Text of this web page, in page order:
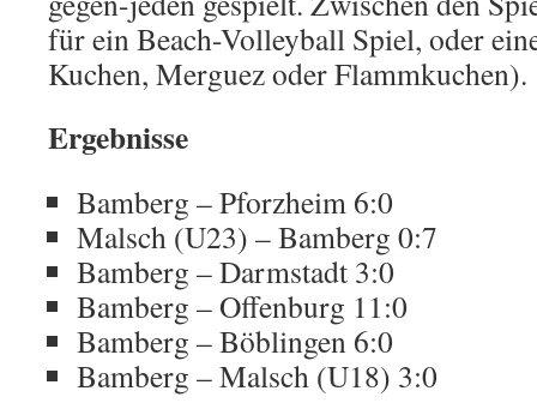
für ein Beach-Volleyball Spiel, oder
Kuchen, Merguez oder Flammkuchen).
Ergebnisse
Bamberg – Pforzheim 6:0
Malsch (U23) – Bamberg 0:7
Bamberg – Darmstadt 3:0
Bamberg – Offenburg 11:0
Bamberg – Böblingen 6:0
Bamberg – Malsch (U18) 3:0